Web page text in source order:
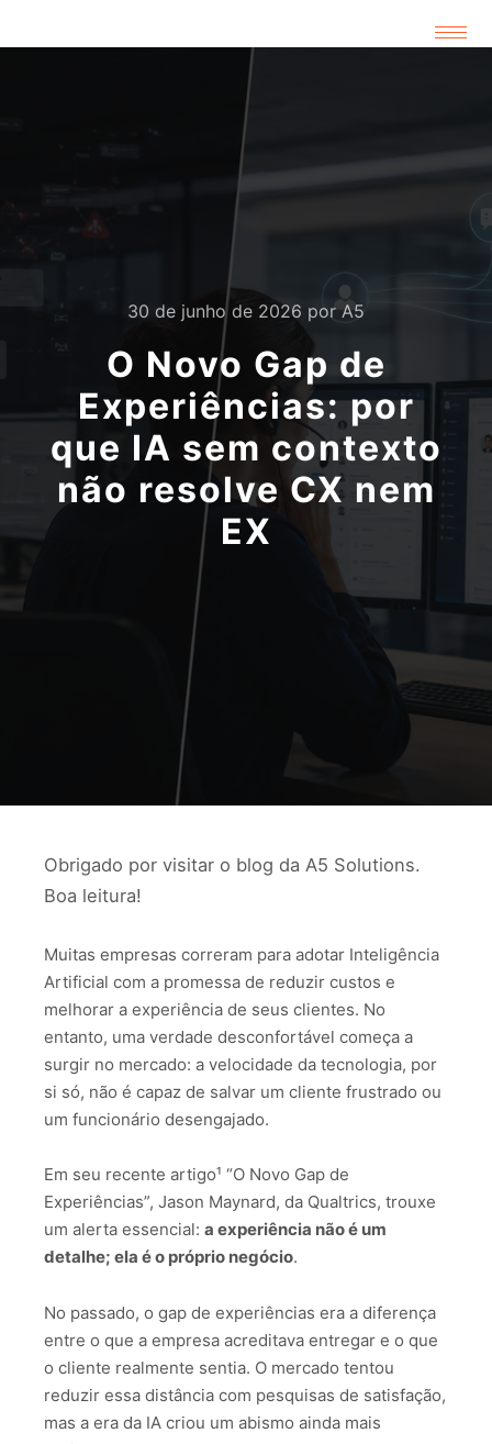
30 de junho de 2026 porA5
O Novo Gap de
Experiências: por
que IA sem contexto
não resolve CX nem
EX
Obrigado por visitar o blog da A5 Solutions.
Boa leitura!
Muitas empresas correram para adotar Inteligência
Artificial com a promessa de reduzir custos e
melhorar a experiência de seus clientes. No
entanto, uma verdade desconfortável começa a
surgir no mercado: a velocidade da tecnologia, por
si só, não é capaz de salvar um cliente frustrado ou
um funcionário desengajado.
Em seu recente artigo¹ “O Novo Gap de
Experiências”, Jason Maynard, da Qualtrics, trouxe
um alerta essencial: a experiência não é um
detalhe; ela é o próprio negócio.
No passado, o gap de experiências era a diferença
entre o que a empresa acreditava entregar e o que
o cliente realmente sentia. O mercado tentou
reduzir essa distância com pesquisas de satisfação,
mas a era da IA criou um abismo ainda mais